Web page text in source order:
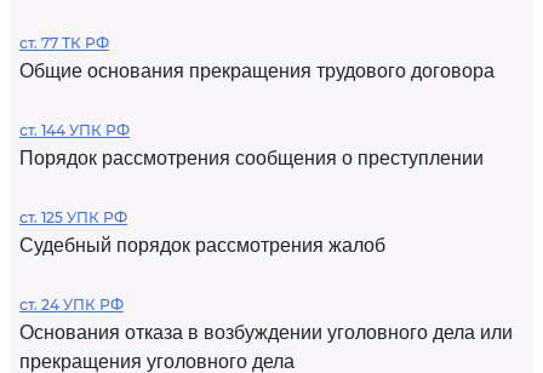
ст. 77 ТК РФ
Общие основания прекращения трудового договора
ст. 144 УПК РФ
Порядок рассмотрения сообщения о преступлении
ст. 125 УПК РФ
Судебный порядок рассмотрения жалоб
ст. 24 УПК РФ
Основания отказа в возбуждении уголовного дела или
прекращения уголовного дела